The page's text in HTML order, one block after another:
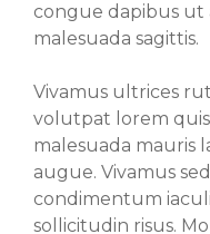
congue dapibus ut
malesuada sagittis.
Vivamus ultrices
volutpat lorem
malesuada mauris
augue. Vivamus
condimentum
sollicitudin risus.